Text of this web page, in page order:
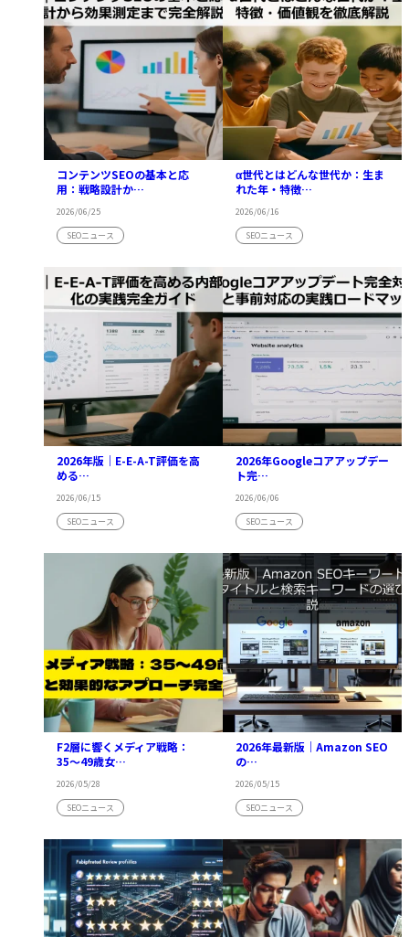
コンテンツSEOの基本と応
用：戦略設計か…
2026/06/25
SEOニュース
α世代とはどんな世代か：生ま
れた年・特徴…
2026/06/16
SEOニュース
2026年版｜E-E-A-T評価を高
める…
2026/06/15
SEOニュース
2026年Googleコアアップデー
ト完…
2026/06/06
SEOニュース
F2層に響くメディア戦略：
35〜49歳女…
2026/05/28
SEOニュース
2026年最新版｜Amazon SEO
の…
2026/05/15
SEOニュース